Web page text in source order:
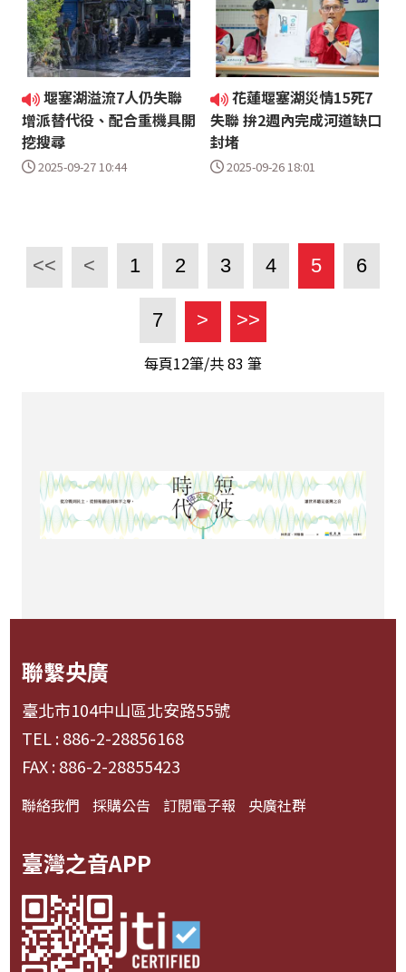
堰塞湖溢流7人仍失聯
增派替代役、配合重機具開
挖搜尋
2025-09-27 10:44
花蓮堰塞湖災情15死7
失聯 拚2週內完成河道缺口
封堵
2025-09-26 18:01
<< < 1 2 3 4 5 6
7 > >>
每頁12筆/共83 筆
聯繫央廣
臺北市104中山區北安路55號
TEL : 886-2-28856168
FAX : 886-2-28855423
聯絡我們 採購公告 訂閱電子報 央廣社群
臺灣之音APP